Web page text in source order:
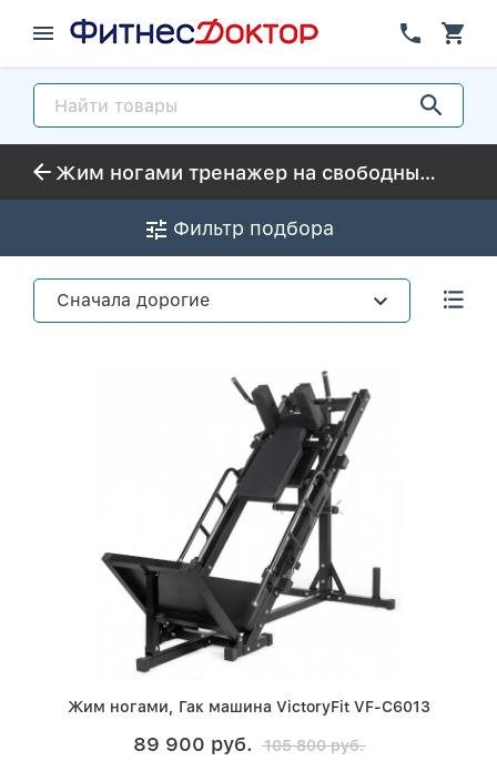
Жим ногами тренажер на свободных весах
Фильтр подбора
Сначала дорогие
Жим ногами, Гак машина VictoryFit VF-C6013
89 900 руб. 105 800 руб.